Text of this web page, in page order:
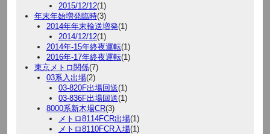
2015/12/12(1)
年末年始増発臨時(3)
2014年年末輸送増発(1)
2014/12/12(1)
2014年-15年終夜運転(1)
2016年-17年終夜運転(1)
東京メトロ関係(7)
03系入出場(2)
03-820F出場回送(1)
03-836F出場回送(1)
8000系新木場CR(3)
メトロ8114FCR出場(1)
メトロ8110FCR入場(1)